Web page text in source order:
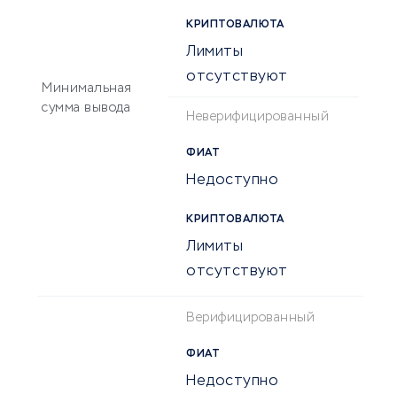
Минимальная
сумма вывода
КРИПТОВАЛЮТА
Лимиты
отсутствуют
Неверифицированный
КРИПТОВАЛЮТА
Лимиты
отсутствуют
ФИАТ
Недоступно
Верифицированный
ФИАТ
Недоступно